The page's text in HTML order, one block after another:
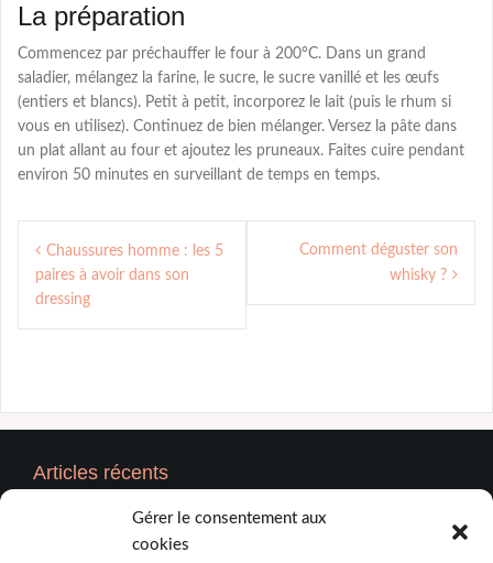
Gérer le consentement aux
cookies
La préparation
Commencez par préchauffer le four à 200°C. Dans un grand
saladier, mélangez la farine, le sucre, le sucre vanillé et les œufs
(entiers et blancs). Petit à petit, incorporez le lait (puis le rhum si
vous en utilisez). Continuez de bien mélanger. Versez la pâte dans
un plat allant au four et ajoutez les pruneaux. Faites cuire pendant
environ 50 minutes en surveillant de temps en temps.
Navigation
de
l’article
Chaussures homme : les 5
paires à avoir dans son
dressing
Comment déguster son
whisky ?
Articles récents
5 critères incontournables pour choisir un DJ d’anniversaire